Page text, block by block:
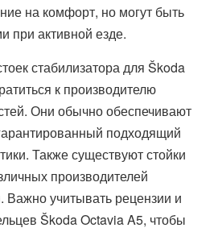
на комфорт, но могут быть
при активной езде.
стабилизатора для Škoda
к производителю
Они обычно обеспечивают
подходящий
Также существуют стойки
производителей
Важно учитывать рецензии и
Škoda Octavia A5, чтобы